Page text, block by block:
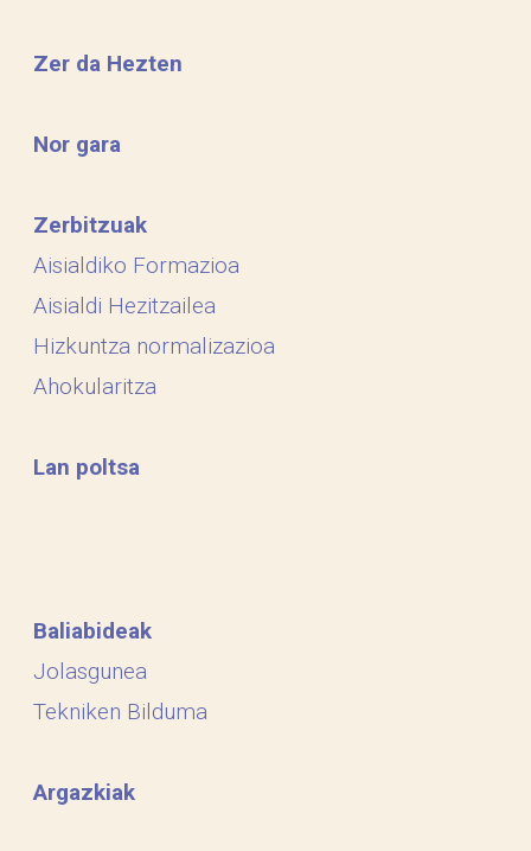
Zer da Hezten
Nor gara
Zerbitzuak
Aisialdiko Formazioa
Aisialdi Hezitzailea
Hizkuntza normalizazioa
Ahokularitza
Lan poltsa
Baliabideak
Jolasgunea
Tekniken Bilduma
Argazkiak